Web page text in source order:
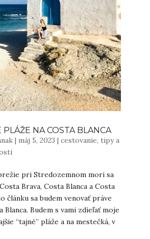
PLÁŽE NA COSTA BLANCA
| máj 5, 2023 | cestovanie, tipy a
pri Stredozemnom mori sa
Brava, Costa Blanca a Costa
článku sa budem venovať práve
Blanca. Budem s vami zdieľať moje
“tajné” pláže a na mestečká, v